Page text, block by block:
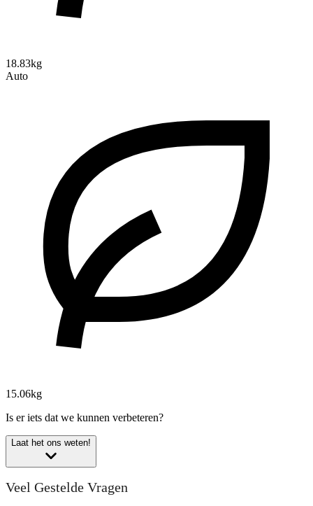
18.83kg
Auto
15.06kg
Is er iets dat we kunnen verbeteren?
Laat het ons weten!
Veel Gestelde Vragen